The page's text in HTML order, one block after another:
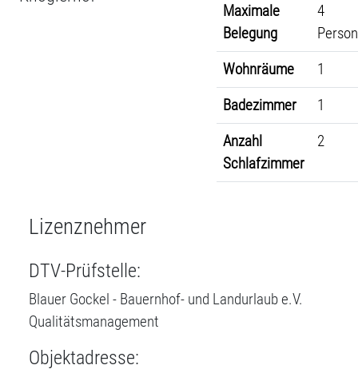
Maximale
Belegung
4
Wohnräume
1
Badezimmer
1
Anzahl
Schlafzimmer
2
Lizenznehmer
DTV-Prüfstelle:
Blauer Gockel - Bauernhof- und Landurlaub e.V.
Qualitätsmanagement
Objektadresse: